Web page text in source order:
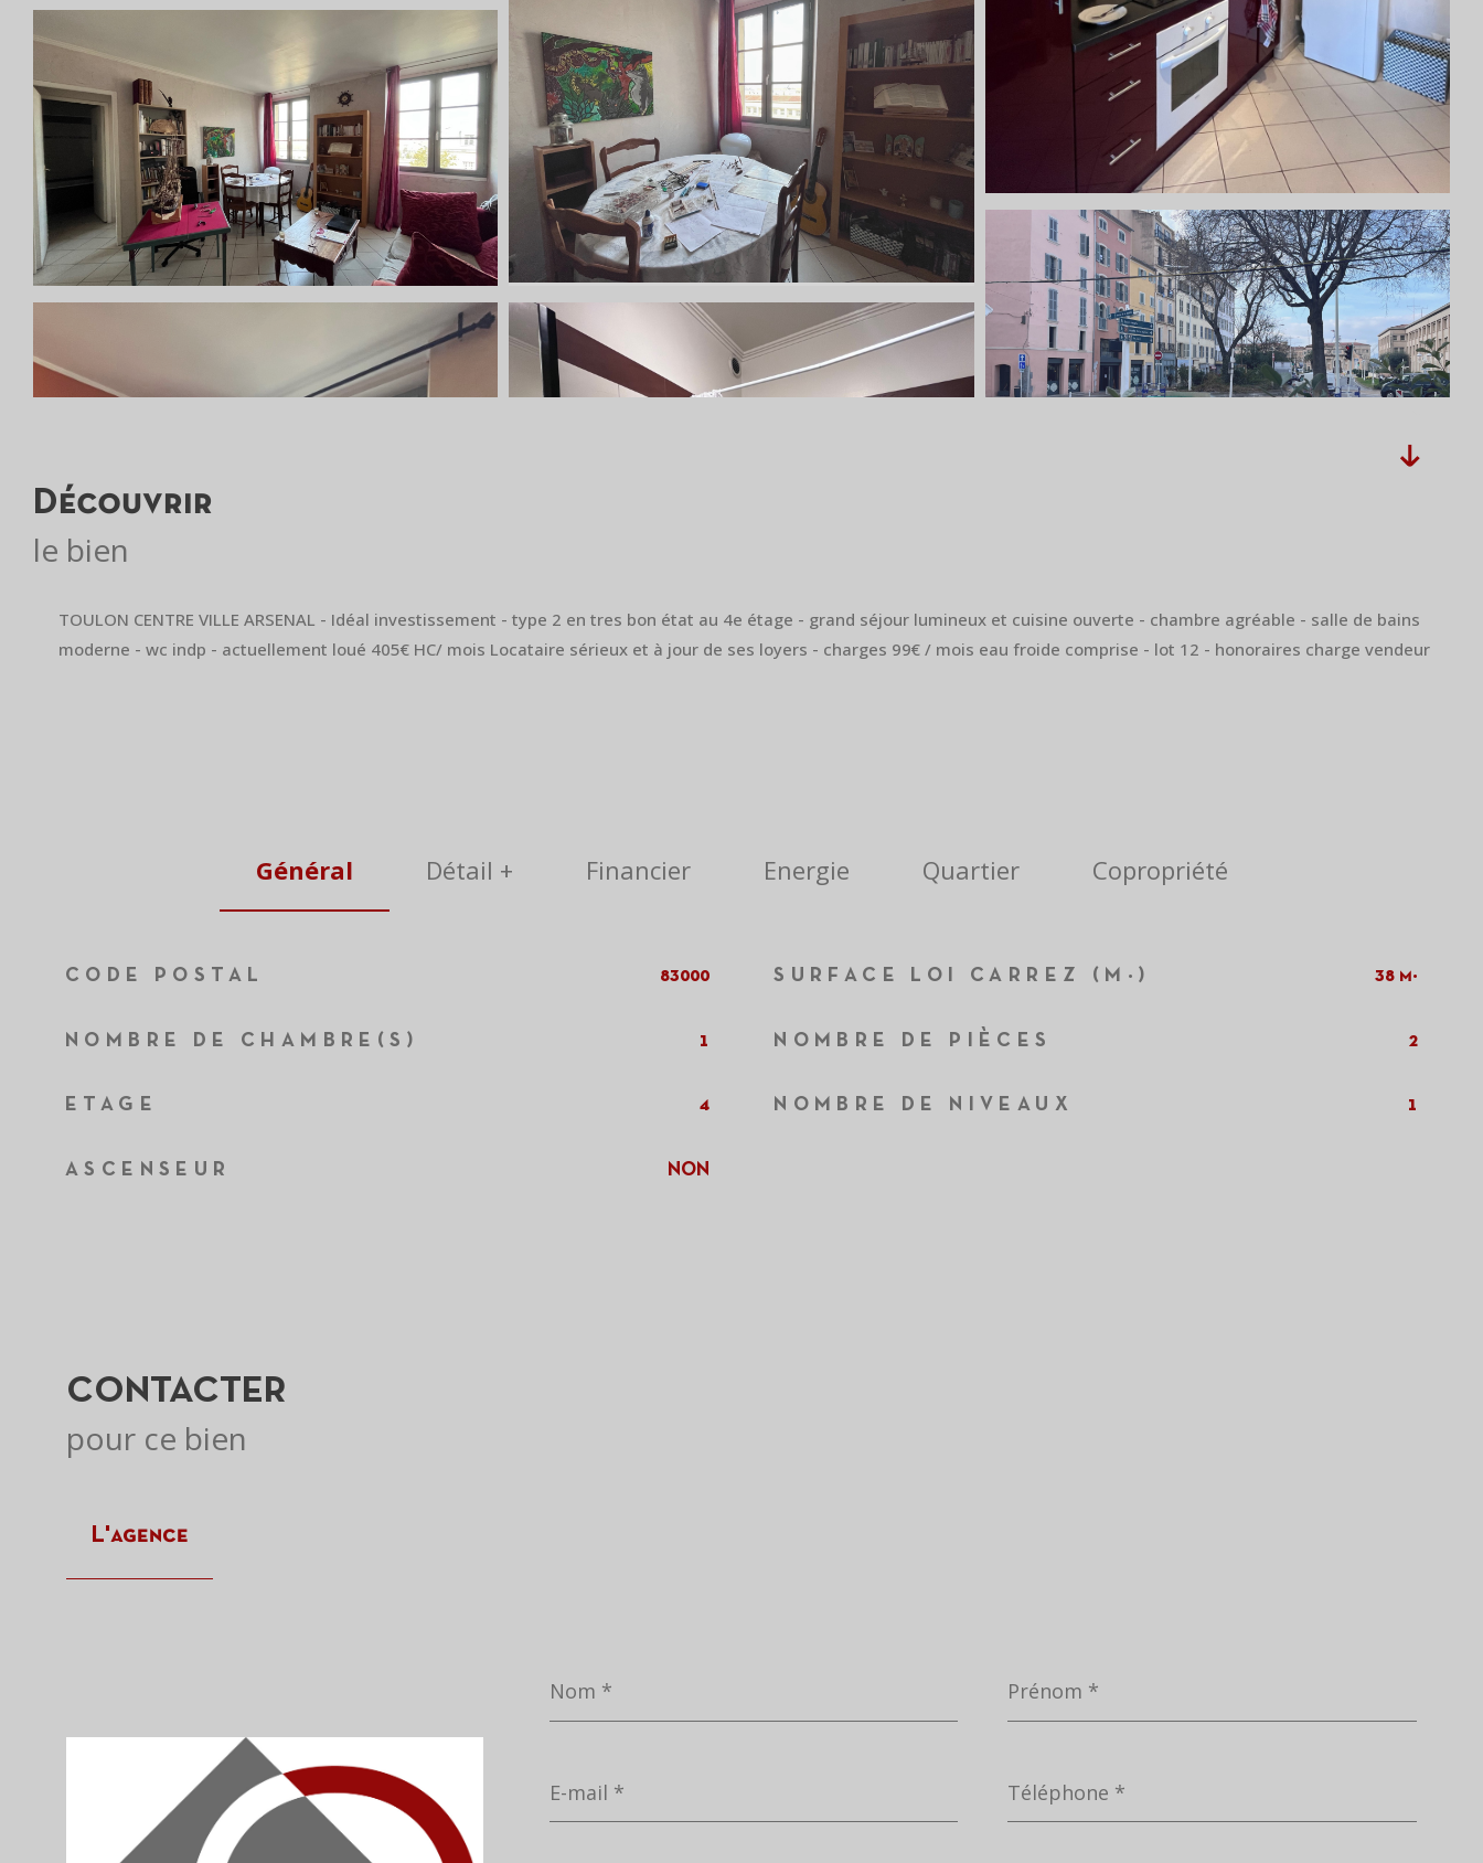
découvrir
le bien
TOULON CENTRE VILLE ARSENAL - Idéal investissement - type 2 en tres bon état au 4e étage - grand séjour lumineux et cuisine ouverte - chambre agréable - salle de bains
moderne - wc indp - actuellement loué 405€ HC/ mois Locataire sérieux et à jour de ses loyers - charges 99€ / mois eau froide comprise - lot 12 - honoraires charge vendeur
Général Détail + Financier Energie Quartier Copropriété
TRAD_ZEPHYR_Caracteristique
CODE POSTAL 83000 SURFACE LOI CARREZ (M²) 38 m²
NOMBRE DE CHAMBRE(S) 1 NOMBRE DE PIÈCES 2
ETAGE 4 NOMBRE DE NIVEAUX 1
ASCENSEUR NON
CONTACTER
pour ce bien
L'agence
*
*
mail
*
*